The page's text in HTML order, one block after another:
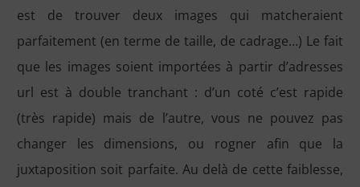
est de trouver deux images qui matcheraient
parfaitement (en terme de taille, de cadrage…) Le fait
que les images soient importées à partir d’adresses
url est à double tranchant : d’un coté c’est rapide
(très rapide) mais de l’autre, vous ne pouvez pas
changer les dimensions, ou rogner afin que la
juxtaposition soit parfaite. Au delà de cette faiblesse,